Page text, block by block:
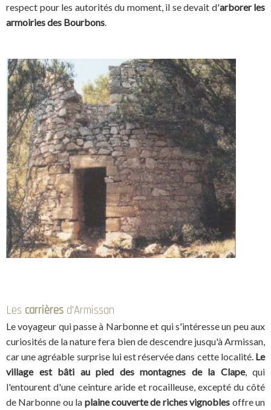
respect pour les autorités du moment, il se devait d'arborer les
armoiries des Bourbons
Les carrières d'Armissan
Le voyageur qui passe à Narbonne et qui s'intéresse un peu aux
curiosités de la nature fera bien de descendre jusqu'à Armissan,
car une agréable surprise lui est réservée dans cette localité. Le
village est bâti au pied des montagnes de la Clape, qui
l'entourent d'une ceinture aride et rocailleuse, excepté du côté
de Narbonne ou la plaine couverte de riches vignobles offre un